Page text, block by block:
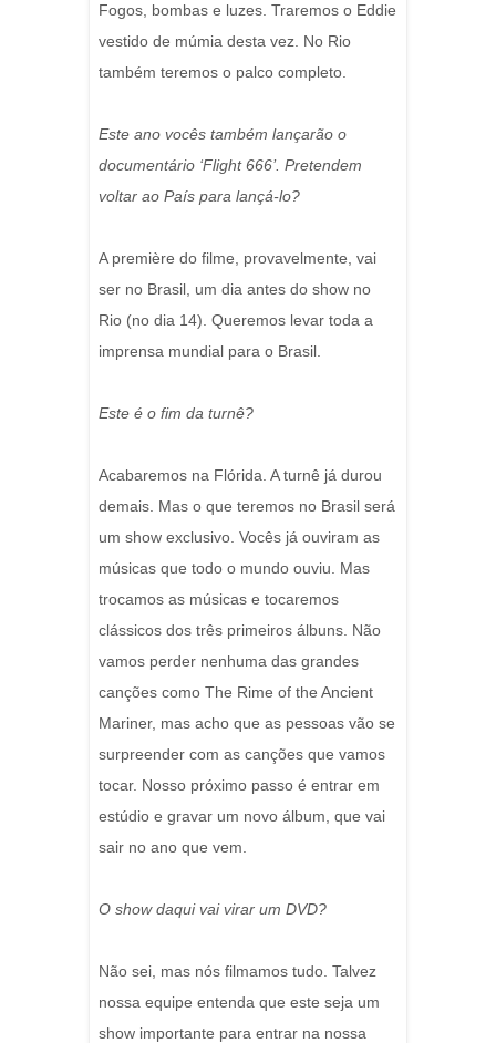
Fogos, bombas e luzes. Traremos o Eddie
vestido de múmia desta vez. No Rio
também teremos o palco completo.
Este ano vocês também lançarão o
documentário ‘Flight 666’. Pretendem
voltar ao País para lançá-lo?
A première do filme, provavelmente, vai
ser no Brasil, um dia antes do show no
Rio (no dia 14). Queremos levar toda a
imprensa mundial para o Brasil.
Este é o fim da turnê?
Acabaremos na Flórida. A turnê já durou
demais. Mas o que teremos no Brasil será
um show exclusivo. Vocês já ouviram as
músicas que todo o mundo ouviu. Mas
trocamos as músicas e tocaremos
clássicos dos três primeiros álbuns. Não
vamos perder nenhuma das grandes
canções como The Rime of the Ancient
Mariner, mas acho que as pessoas vão se
surpreender com as canções que vamos
tocar. Nosso próximo passo é entrar em
estúdio e gravar um novo álbum, que vai
sair no ano que vem.
O show daqui vai virar um DVD?
Não sei, mas nós filmamos tudo. Talvez
nossa equipe entenda que este seja um
show importante para entrar na nossa